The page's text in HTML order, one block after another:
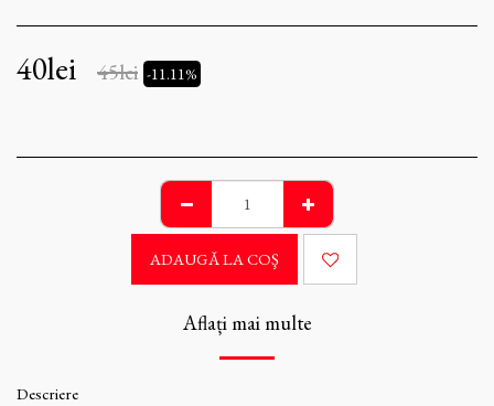
40lei 45lei -11.11%
ADAUGĂ LA COŞ
Aflați mai multe
Descriere